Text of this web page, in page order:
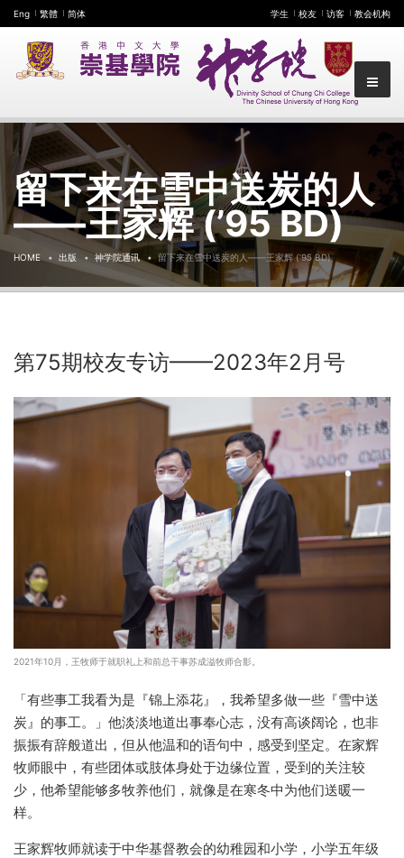
Eng 繁體 简体 学生 校友 访客 教会机构
留下来在雪中送炭的人
——王家辉 (’95 BD)
HOME 出版 神学院通讯 留下来在雪中送炭的人——王家辉 (’95 BD)
第75期校友专访——2023年2月号
2021年10月，王牧师于就职礼上和前总干事苏成溢牧师合影。
「有些事工我看为是『锦上添花』，我希望多做一些『雪中送
炭』的事工。」他淡淡地道出事奉心志，没有高谈阔论，也非
振振有辞般道出，但从他温和的语句中，感受到坚定。在家辉
牧师眼中，有些团体或肢体身处于边缘位置，受到的关注较
少，他希望能够多牧养他们，就像是在寒冬中为他们送暖一
样。
王家辉牧师就读于中华基督教会的幼稚园和小学，小学五年级